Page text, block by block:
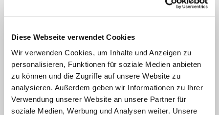
Diese Webseite verwendet Cookies
Wir verwenden Cookies, um Inhalte und Anzeigen zu
personalisieren, Funktionen für soziale Medien anbieten
zu können und die Zugriffe auf unsere Website zu
analysieren. Außerdem geben wir Informationen zu Ihrer
Verwendung unserer Website an unsere Partner für
soziale Medien, Werbung und Analysen weiter. Unsere
Gleichzeitig warf sie dem Papst vor, zu
wenig gegen Missbrauch zu tun. Die
Kommission habe ihm Vorschläge
unterbreitet. Er habe sie genehmigt, aber
deren Umsetzung nicht kontrolliert.